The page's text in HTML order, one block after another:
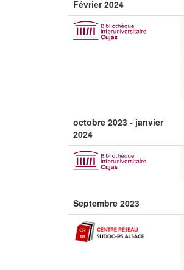
Février 2024
octobre 2023 - janvier
2024
Septembre 2023